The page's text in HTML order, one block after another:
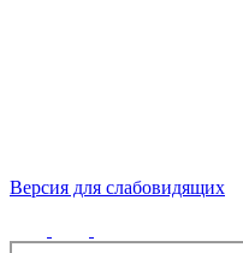
Версия для слабовидящих